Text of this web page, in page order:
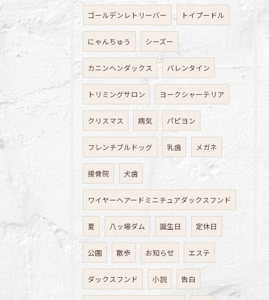
ゴールデンレトリーバー トイプードル
にゃんちゅう シーズー
カニンヘンダックス バレンタイン
トリミングサロン ヨークシャーテリア
クリスマス 病気 パピヨン
フレンチブルドッグ 乳歯 メガネ
接骨院 犬歯
ワイヤーヘアードミニチュアダックスフンド
夏 八ッ場ダム 誕生日 定休日
公園 散歩 お知らせ エステ
ダックスフンド 小説 告白